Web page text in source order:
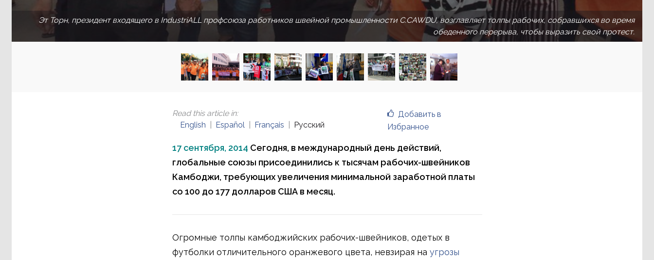
Эт Торн, президент входящего в IndustriALL профсоюза работников швейной промышленности C.CAWDU, возглавляет толпы рабочих, собравшихся во время
обеденного перерыва, чтобы выразить свой протест.
Добавить в
Избранное
Read this article in:
English
Español Français Русский
17 сентября, 2014 Сегодня, в международный день действий,
глобальные союзы присоединились к тысячам рабочих-швейников
Камбоджи, требующих увеличения минимальной заработной платы
со 100 до 177 долларов США в месяц.
Огромные толпы камбоджийских рабочих-швейников, одетых в
футболки отличительного оранжевого цвета, невзирая на угрозы